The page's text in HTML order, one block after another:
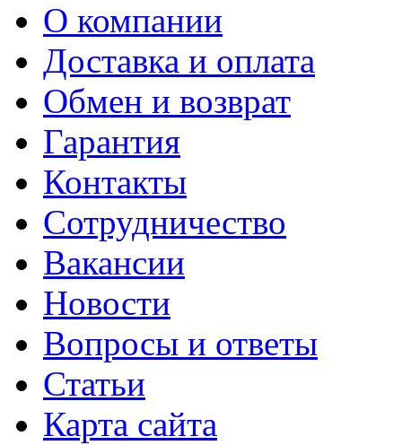
О компании
Доставка и оплата
Обмен и возврат
Гарантия
Контакты
Сотрудничество
Вакансии
Новости
Вопросы и ответы
Статьи
Карта сайта